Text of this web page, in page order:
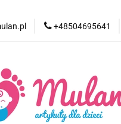
+48504695641
Wyprzedaż
Nowości